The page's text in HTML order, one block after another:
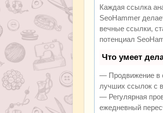
Каждая ссылка
SeoHammer
вечные ссылки,
потенциал
Что умеет
— Продвижение в
лучших ссылок с
— Регулярная
ежедневный